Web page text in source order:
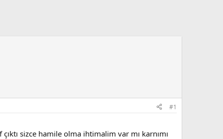
#1
sizce hamile olma ihtimalim var mı karnımı